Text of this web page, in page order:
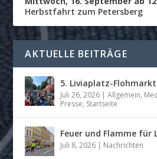
Herbstfahrt zum Petersberg
AKTUELLE BEITRÄGE
5. Liviaplatz-Flohmarkt
Juli 26, 2026 |Allgemein,
Presse, Startseite
Feuer und Flamme für
Juli 8, 2026 | Nachrichten